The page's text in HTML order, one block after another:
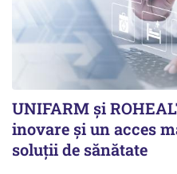
UNIFARM și
inovare și un acces
soluții de sănătate